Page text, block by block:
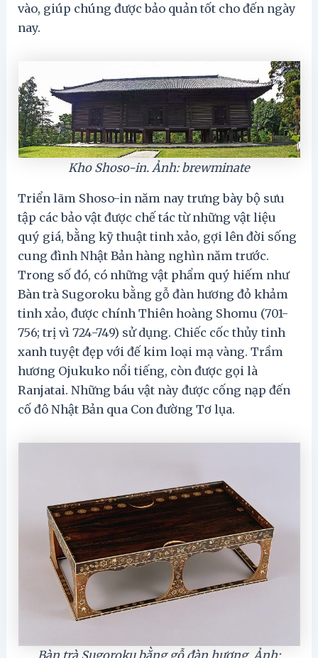
vào, giúp chúng được bảo quản tốt cho đến ngày
nay.
Kho Shoso-in. Ảnh: brewminate
Triển lãm Shoso-in năm nay trưng bày bộ sưu
tập các bảo vật được chế tác từ những vật liệu
quý giá, bằng kỹ thuật tinh xảo, gợi lên đời sống
cung đình Nhật Bản hàng nghìn năm trước.
Trong số đó, có những vật phẩm quý hiếm như
Bàn trà Sugoroku bằng gỗ đàn hương đỏ khảm
tinh xảo, được chính Thiên hoàng Shomu (701-
756; trị vì 724-749) sử dụng. Chiếc cốc thủy tinh
xanh tuyệt đẹp với đế kim loại mạ vàng. Trầm
hương Ojukuko nổi tiếng, còn được gọi là
Ranjatai. Những báu vật này được cống nạp đến
cố đô Nhật Bản qua Con đường Tơ lụa.
Bàn trà Sugoroku bằng gỗ đàn hương. Ảnh: